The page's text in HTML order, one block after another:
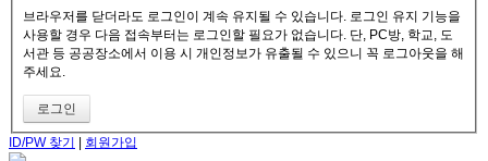
브라우저를 닫더라도 로그인이 계속 유지될 수 있습니다. 로그인 유지 기능을
사용할 경우 다음 접속부터는 로그인할 필요가 없습니다. 단, PC방, 학교, 도
서관 등 공공장소에서 이용 시 개인정보가 유출될 수 있으니 꼭 로그아웃을 해
주세요.
ID/PW 찾기 | 회원가입